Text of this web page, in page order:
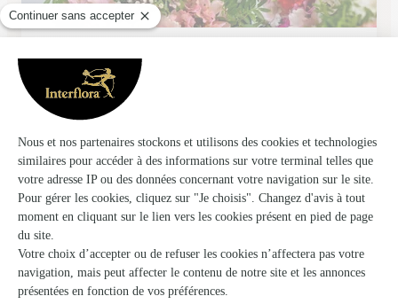
Monceau Fleurs
Meaux
★★
4.4 (290)
1 cour Raoult
Voir la boutique